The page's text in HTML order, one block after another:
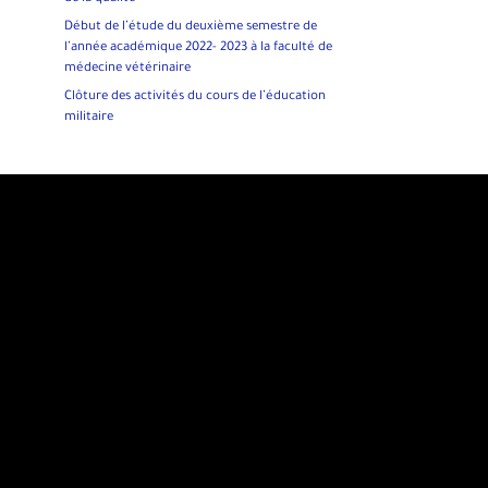
Début de l’étude du deuxième semestre de
l’année académique 2022- 2023 à la faculté de
médecine vétérinaire
Clôture des activités du cours de l’éducation
militaire